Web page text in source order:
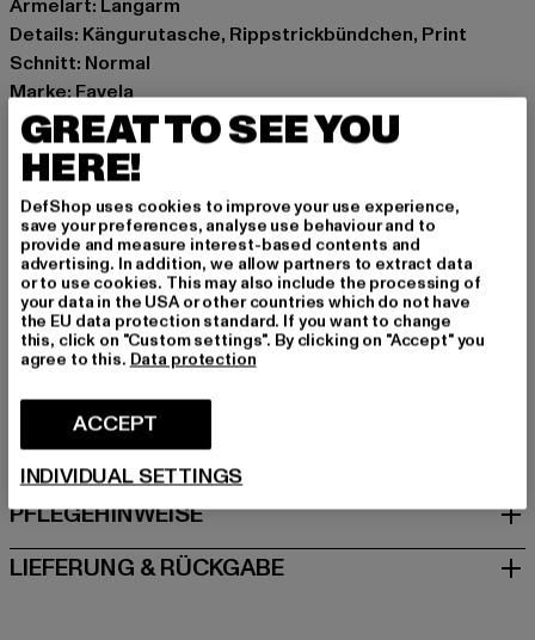
Ärmelart: Langarm
Details: Kängurutasche, Rippstrickbündchen, Print
Schnitt: Normal
Marke: Favela
Kat.: Hoodies
Farbe: schwarz
Hersteller Farbe: black
Materialzusammensetzung: 70% Baumwolle, 30%
Polyester
Art.Nr: FAV-Q126-FWBH-056-00007
Hersteller: AD Distribution GmbH |
Info@favelaclothing.com
GRÖSSE & PASSFORM
PFLEGEHINWEISE
LIEFERUNG & RÜCKGABE
GREAT TO SEE YOU
HERE!
DefShop uses cookies to improve your use experience,
save your preferences, analyse use behaviour and to
provide and measure interest-based contents and
advertising. In addition, we allow partners to extract data
or to use cookies. This may also include the processing of
your data in the USA or other countries which do not have
the EU data protection standard. If you want to change
this, click on "Custom settings". By clicking on "Accept" you
agree to this. Data protection
ACCEPT
INDIVIDUAL SETTINGS